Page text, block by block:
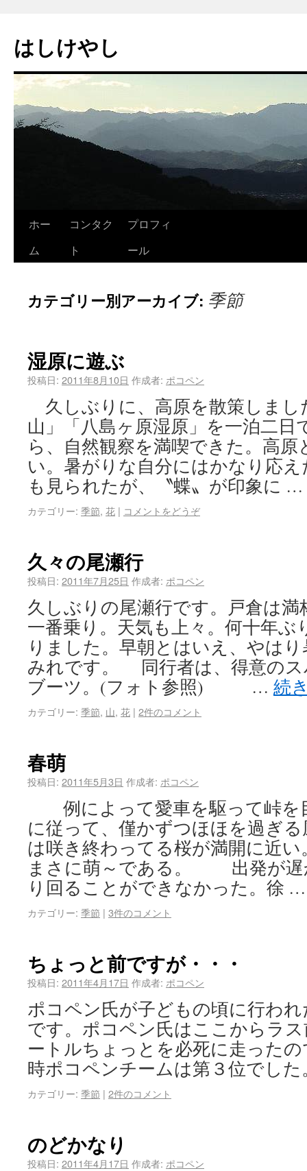
はしけやし
ホー
ム
コンタク
ト
プロフィ
ール
カテゴリー別アーカイブ: 季節
湿原に遊ぶ
投稿日: 2011年8月10日 作成者: ポコペン
久しぶりに、高原を散策しまし
山」「八島ヶ原湿原」を一泊二
ら、自然観察を満喫できた。高
い。暑がりな自分にはかなり応
も見られたが、〝蝶〟が印象に …
カテゴリー: 季節, 花 | コメントをどうぞ
久々の尾瀬行
投稿日: 2011年7月25日 作成者: ポコペン
久しぶりの尾瀬行です。戸倉は満
一番乗り。天気も上々。何十年
りました。早朝とはいえ、やは
みれです。 同行者は、得意のス
ブーツ。(フォト参照) … 続
カテゴリー: 季節, 山, 花 | 2件のコメント
春萌
投稿日: 2011年5月3日 作成者: ポコペン
例によって愛車を駆って峠を
に従って、僅かずつほほを過ぎ
は咲き終わってる桜が満開に近
まさに萌～である。 出発が遅
り回ることができなかった。徐
カテゴリー: 季節 | 3件のコメント
ちょっと前ですが・・・
投稿日: 2011年4月17日 作成者: ポコペン
ポコペン氏が子どもの頃に行わ
です。ポコペン氏はここからラ
ートルちょっとを必死に走った
時ポコペンチームは第３位で
カテゴリー: 季節 | 2件のコメント
のどかなり
投稿日: 2011年4月17日 作成者: ポコペン